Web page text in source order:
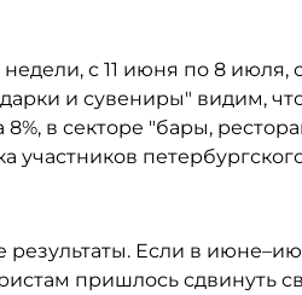
с 11 июня по 8 июля,
и сувениры" видим,
в секторе "бары,
Если в
пришлось сдвинуть